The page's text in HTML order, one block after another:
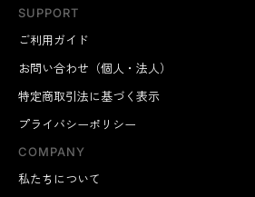
SUPPORT
ご利用ガイド
お問い合わせ（個人・法人）
特定商取引法に基づく表示
プライバシーポリシー
COMPANY
私たちについて